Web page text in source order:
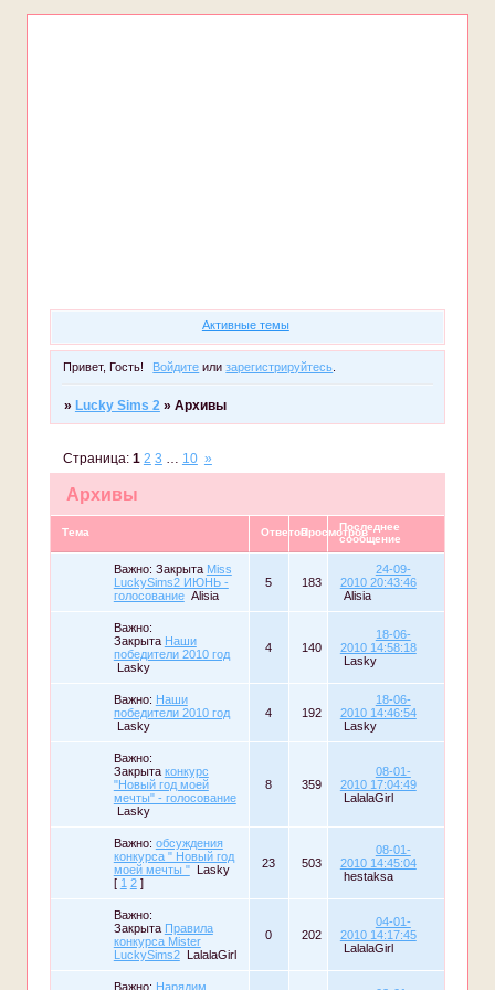
Активные темы
Привет, Гость! Войдите илизарегистрируйтесь.
» Lucky Sims 2 » Архивы
Архивы
Страница: 1 2 3 … 10 »
Тема ОтветовПросмотровПоследнее
сообщение
Важно: Закрыта Miss
LuckySims2 ИЮНЬ -
голосование Alisia
5 183
24-09-
2010 20:43:46
Alisia
Важно:
Закрыта Наши
победители 2010 год
Lasky
4 140
18-06-
2010 14:58:18
Lasky
Важно: Наши
победители 2010 год
Lasky
4 192
18-06-
2010 14:46:54
Lasky
Важно:
Закрыта конкурс
"Новый год моей
мечты" - голосование
Lasky
8 359
08-01-
2010 17:04:49
LalalaGirl
Важно: обсуждения
конкурса " Новый год
моей мечты "
Lasky
[ 1 2 ]
23 503
08-01-
2010 14:45:04
hestaksa
Важно:
Закрыта Правила
конкурса Mister
LuckySims2
LalalaGirl
0 202
04-01-
2010 14:17:45
LalalaGirl
Важно: Нарядим